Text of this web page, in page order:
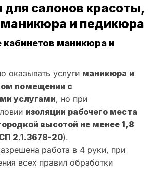
салонов красоты,
маникюра и педикюра
кабинетов маникюра и
оказывать услуги маникюра и
помещении с
услугами, но при
изоляции рабочего места
высотой не менее 1,8
2.1.3678-20).
работа в 4 руки, при
всех правил обработки